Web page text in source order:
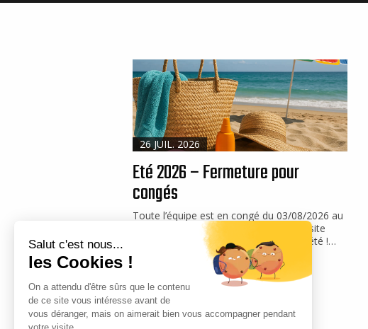
26 JUIL. 2026
Eté 2026 – Fermeture pour
congés
Toute l’équipe est en congé du 03/08/2026 au
16/08/2026. Vous pouvez visiter notre site
internet, nous vous souhaitons un bel été !…